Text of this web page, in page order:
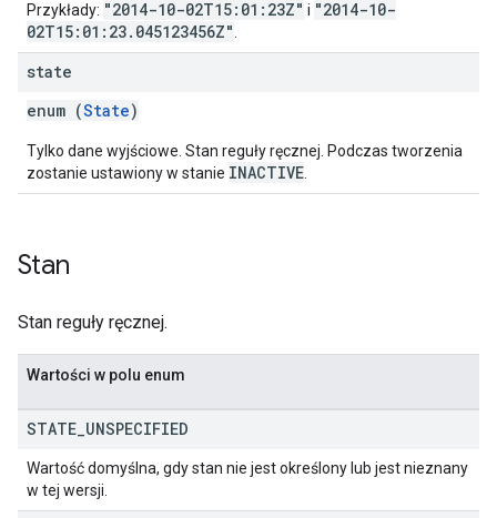
Przykłady: "2014-10-02T15:01:23Z" i "2014-10-
02T15:01:23.045123456Z"
state
enum (State)
Tylko dane wyjściowe. Stan reguły ręcznej. Podczas tworzenia
zostanie ustawiony w stanie INACTIVE
Stan
Stan reguły ręcznej.
Wartości w polu enum
STATE UNSPECIFIED
Wartość domyślna, gdy stan nie jest określony lub jest nieznany
w tej wersji.